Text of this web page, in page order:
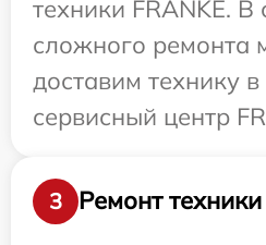
техники FRANKE. В
сложного ремонта
доставим технику в
сервисный центр
3
Ремонт техники